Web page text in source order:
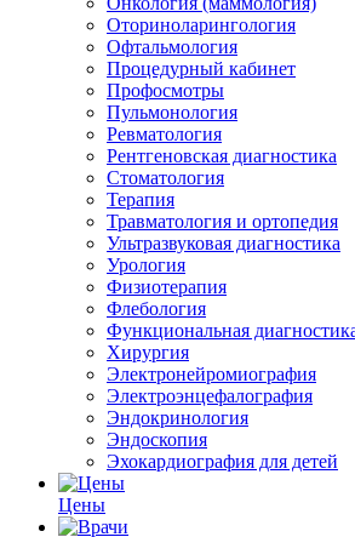
Оториноларингология
Офтальмология
Процедурный кабинет
Профосмотры
Пульмонология
Ревматология
Рентгеновская диагностика
Стоматология
Терапия
Травматология и ортопедия
Ультразвуковая диагностика
Урология
Физиотерапия
Флебология
Функциональная
Хирургия
Электронейромиография
Электроэнцефалография
Эндокринология
Эндоскопия
Эхокардиография для детей
Цены